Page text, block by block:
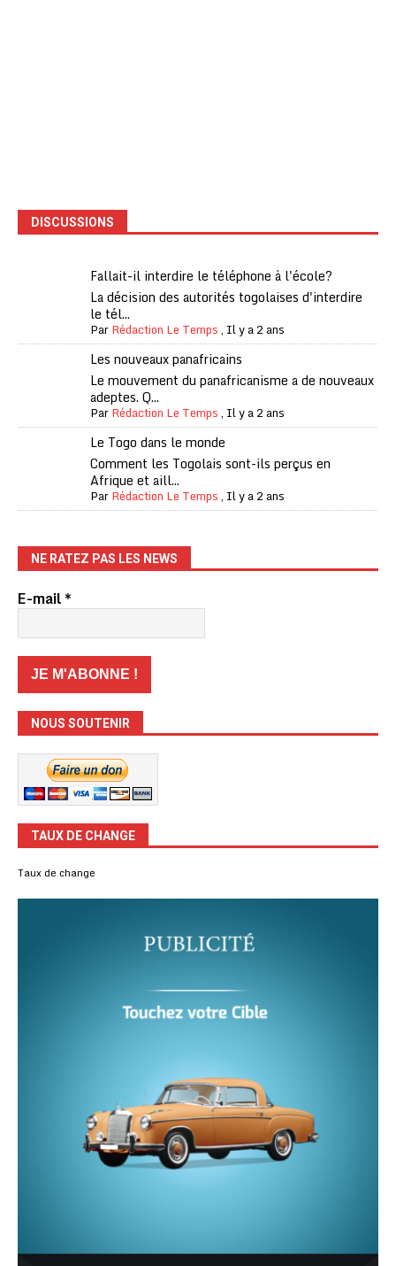
DISCUSSIONS
Fallait-il interdire le téléphone à l'école?
La décision des autorités togolaises d'interdire
le tél...
ParRédaction Le Temps, Il y a 2 ans
Les nouveaux panafricains
Le mouvement du panafricanisme a de nouveaux
adeptes. Q...
ParRédaction Le Temps, Il y a 2 ans
Le Togo dans le monde
Comment les Togolais sont-ils perçus en
Afrique et aill...
ParRédaction Le Temps, Il y a 2 ans
NE RATEZ PAS LES NEWS
E-mail*
NOUS SOUTENIR
TAUX DE CHANGE
Taux de change